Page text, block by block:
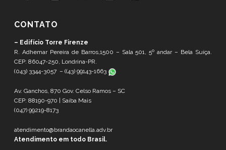
CONTATO
– Edifício Torre Firenze
R. Adhemar Pereira de Barros,1500 – Sala 501, 5º andar – Bela Suíça.
CEP: 86047-250, Londrina-PR.
(043) 3344-3057 – ((43) 99143-1663
Av. Ganchos, 870 Gov. Celso Ramos – SC
CEP: 88190-970 | Saiba Mais
(047) 99219-8173
atendimento@brandaocanella.adv.br
Atendimento em todo Brasil.